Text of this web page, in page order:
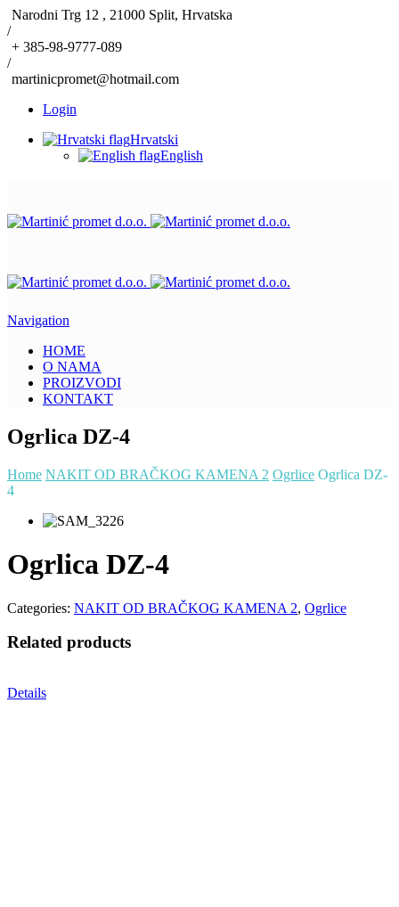
Narodni Trg 12 , 21000 Split, Hrvatska
/
+ 385-98-9777-089
/
martinicpromet@hotmail.com
Login
Hrvatski
English
Navigation
HOME
O NAMA
PROIZVODI
KONTAKT
Ogrlica DZ-4
Home NAKIT OD BRAČKOG KAMENA 2 Ogrlice Ogrlica DZ-
4
Ogrlica DZ-4
Categories: NAKIT OD BRAČKOG KAMENA 2, Ogrlice
Related products
Details